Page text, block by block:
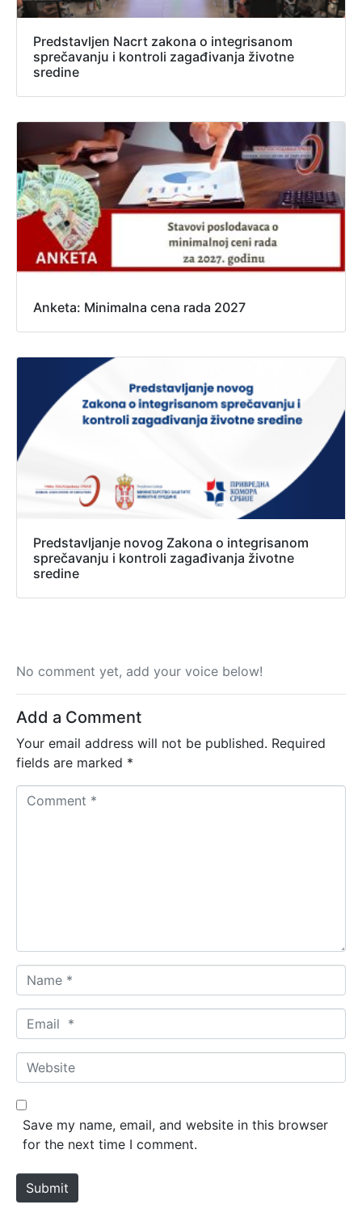
Predstavljen Nacrt zakona o integrisanom
sprečavanju i kontroli zagađivanja životne
sredine
Anketa: Minimalna cena rada 2027
Predstavljanje novog Zakona o integrisanom
sprečavanju i kontroli zagađivanja životne
sredine
No comment yet, add your voice below!
Add a Comment
Your email address will not be published. Required
fields are marked *
a
m
*
m
a
*
W
e
b
e
Save my name, email, and website in this browser
for the next time I comment.
Submit